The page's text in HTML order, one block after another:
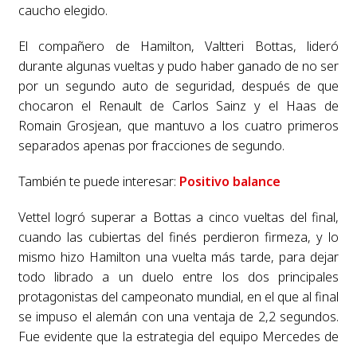
caucho elegido.
El compañero de Hamilton, Valtteri Bottas, lideró
durante algunas vueltas y pudo haber ganado de no ser
por un segundo auto de seguridad, después de que
chocaron el Renault de Carlos Sainz y el Haas de
Romain Grosjean, que mantuvo a los cuatro primeros
separados apenas por fracciones de segundo.
También te puede interesar: Positivo balance
Vettel logró superar a Bottas a cinco vueltas del final,
cuando las cubiertas del finés perdieron firmeza, y lo
mismo hizo Hamilton una vuelta más tarde, para dejar
todo librado a un duelo entre los dos principales
protagonistas del campeonato mundial, en el que al final
se impuso el alemán con una ventaja de 2,2 segundos.
Fue evidente que la estrategia del equipo Mercedes de